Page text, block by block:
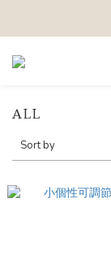
ALL
Sort by